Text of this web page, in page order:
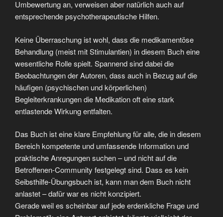
Umbewertung an, verweisen aber natürlich auch auf
entsprechende psychotherapeutische Hilfen.
Keine Überraschung ist wohl, dass die medikamentöse
Behandlung (meist mit Stimulantien) in diesem Buch eine
wesentliche Rolle spielt. Spannend sind dabei die
Beobachtungen der Autoren, dass auch in Bezug auf die
häufigen (psychischen und körperlichen)
Begleiterkrankungen die Medikation oft eine stark
entlastende Wirkung entfalten.
Das Buch ist eine klare Empfehlung für alle, die in diesem
Bereich kompetente und umfassende Information und
praktische Anregungen suchen – und nicht auf die
Betroffenen-Community festgelegt sind. Dass es kein
Seibsthilfe-Übungsbuch ist, kann man dem Buch nicht
anlastet – dafür war es nicht konzipiert.
Gerade weil es scheinbar auf jede erdenkliche Frage und